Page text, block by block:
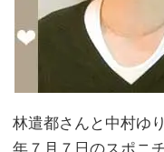
林遣都さんと中村ゆ